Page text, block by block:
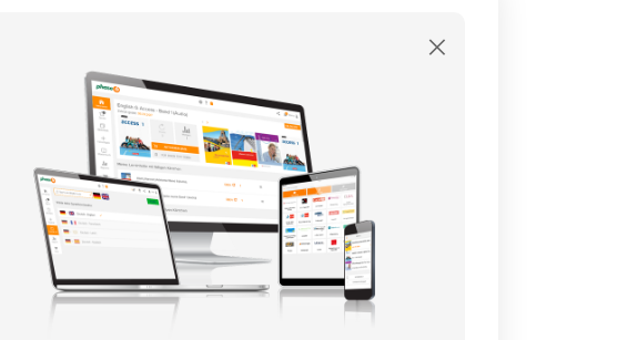
×